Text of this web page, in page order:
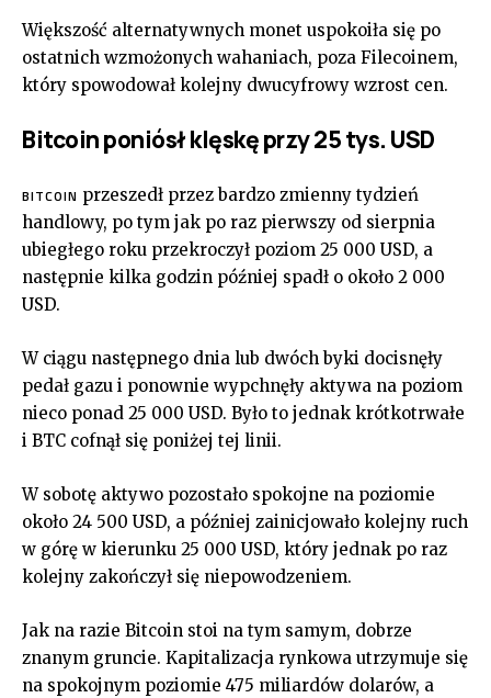
Większość alternatywnych monet uspokoiła się po
ostatnich wzmożonych wahaniach, poza Filecoinem,
który spowodował kolejny dwucyfrowy wzrost cen.
Bitcoin poniósł klęskę przy 25 tys. USD
BITCOIN przeszedł przez bardzo zmienny tydzień
handlowy, po tym jak po raz pierwszy od sierpnia
ubiegłego roku przekroczył poziom 25 000 USD, a
następnie kilka godzin później spadł o około 2 000
USD.
W ciągu następnego dnia lub dwóch byki docisnęły
pedał gazu i ponownie wypchnęły aktywa na poziom
nieco ponad 25 000 USD. Było to jednak krótkotrwałe
i BTC cofnął się poniżej tej linii.
W sobotę aktywo pozostało spokojne na poziomie
około 24 500 USD, a później zainicjowało kolejny ruch
w górę w kierunku 25 000 USD, który jednak po raz
kolejny zakończył się niepowodzeniem.
Jak na razie Bitcoin stoi na tym samym, dobrze
znanym gruncie. Kapitalizacja rynkowa utrzymuje się
na spokojnym poziomie 475 miliardów dolarów, a